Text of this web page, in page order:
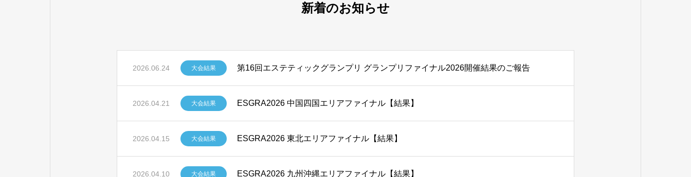
新着のお知らせ
2026.06.24 大会結果 第16回エステティックグランプリ グランプリファイナル2026開催結果のご報告
2026.04.21 大会結果 ESGRA2026 中国四国エリアファイナル【結果】
2026.04.15 大会結果 ESGRA2026 東北エリアファイナル【結果】
2026.04.10 大会結果 ESGRA2026 九州沖縄エリアファイナル【結果】